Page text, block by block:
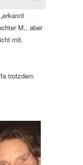
M., aber
mit.
trotzdem